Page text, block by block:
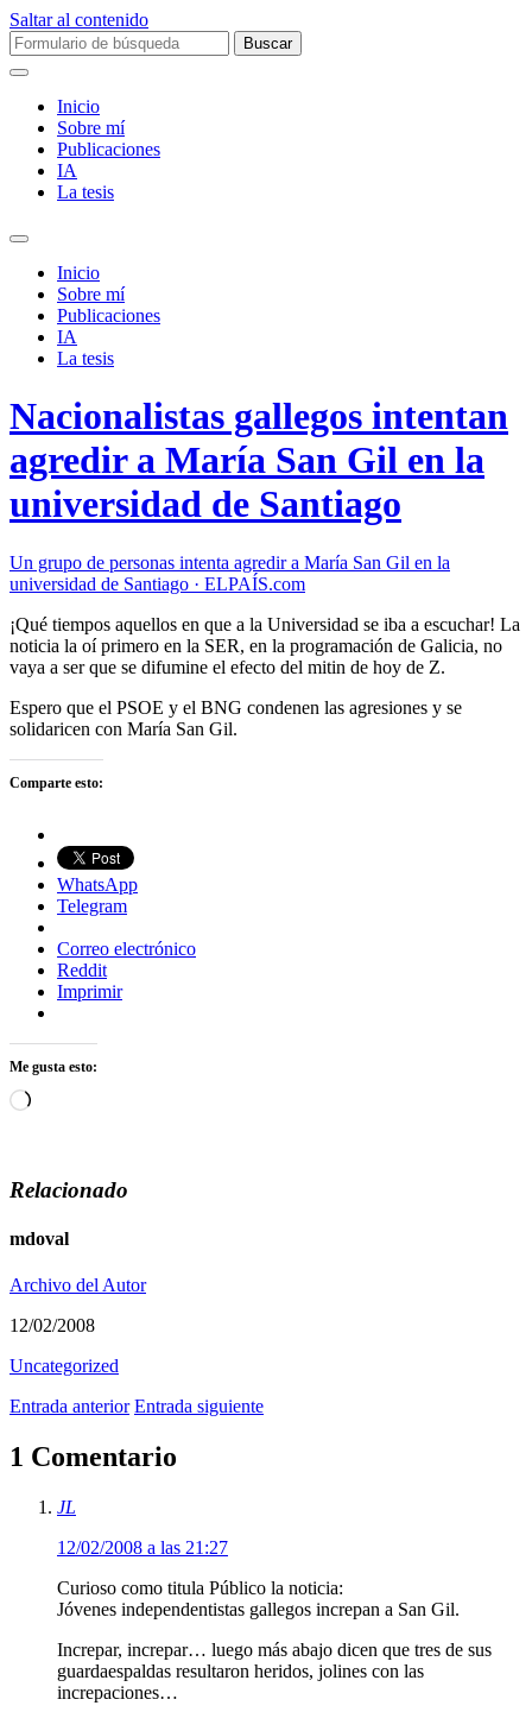
Saltar al contenido
Buscar:
Inicio
Sobre mí­
Publicaciones
IA
La tesis
Alternar
campo
búsqueda
Inicio
Sobre mí­
Publicaciones
IA
La tesis
Nacionalistas gallegos intentan
agredir a María San Gil en la
universidad de Santiago
Un grupo de personas intenta agredir a María San Gil en la
universidad de Santiago · ELPAÍS.com
¡Qué tiempos aquellos en que a la Universidad se iba a escuchar! La
noticia la oí primero en la SER, en la programación de Galicia, no
vaya a ser que se difumine el efecto del mitin de hoy de Z.
Espero que el PSOE y el BNG condenen las agresiones y se
solidaricen con María San Gil.
Comparte esto:
WhatsApp
Telegram
Correo electrónico
Reddit
Imprimir
Me gusta esto:
Cargando...
Relacionado
mdoval
Archivo del Autor
12/02/2008
Uncategorized
Entrada anterior Entrada siguiente
1 Comentario
JL
12/02/2008 a las 21:27
Curioso como titula Público la noticia:
Jóvenes independentistas gallegos increpan a San Gil.
Increpar, increpar… luego más abajo dicen que tres de sus
guardaespaldas resultaron heridos, jolines con las
increpaciones…